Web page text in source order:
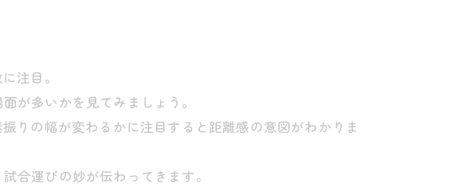
注目。
が多いかを見てみましょう。
りの幅が変わるかに注目すると距離感の意図がわかりま
合運びの妙が伝わってきます。